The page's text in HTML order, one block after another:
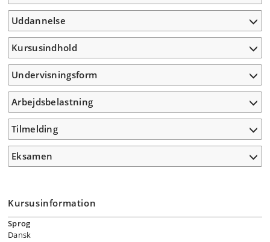
Uddannelse
Kursusindhold
Undervisningsform
Arbejdsbelastning
Tilmelding
Eksamen
Kursusinformation
Sprog
Dansk